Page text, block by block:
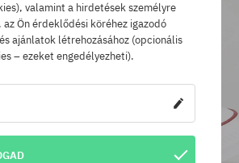
valamint a hirdetések személyre
az Ön érdeklődési köréhez igazodó
ajánlatok létrehozásához (opcionális
– ezeket engedélyezheti).